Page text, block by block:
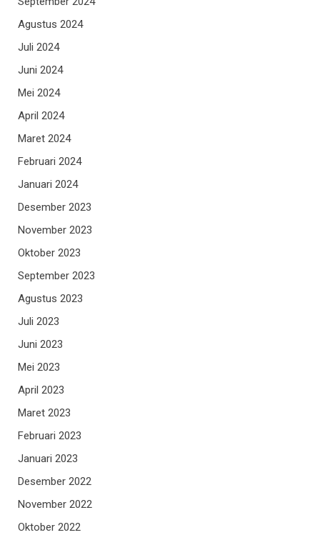
Agustus 2024
Juli 2024
Juni 2024
Mei 2024
April 2024
Maret 2024
Februari 2024
Januari 2024
Desember 2023
November 2023
Oktober 2023
September 2023
Agustus 2023
Juli 2023
Juni 2023
Mei 2023
April 2023
Maret 2023
Februari 2023
Januari 2023
Desember 2022
November 2022
Oktober 2022